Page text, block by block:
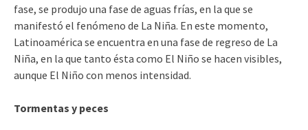
fase, se produjo una fase de aguas frías, en la que se
manifestó el fenómeno de La Niña. En este momento,
Latinoamérica se encuentra en una fase de regreso de La
Niña, en la que tanto ésta como El Niño se hacen visibles,
aunque El Niño con menos intensidad.
Tormentas y peces